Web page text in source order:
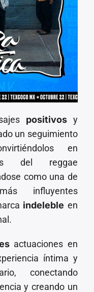
positivosy
un seguimiento
en
del reggae
como una de
influyentes
indeleble en
actuaciones en
íntima y
conectando
y creando un